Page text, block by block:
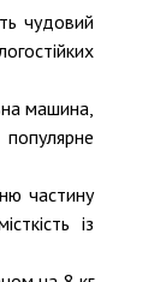
чудовий
машина,
частину
із